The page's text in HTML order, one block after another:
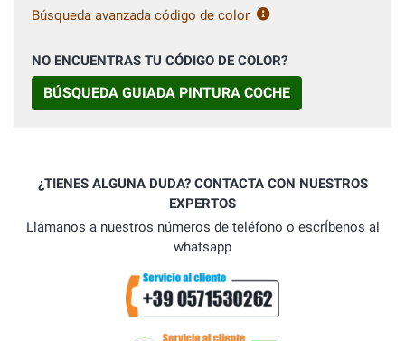
Búsqueda avanzada código de color
NO ENCUENTRAS TU CÓDIGO DE COLOR?
BÚSQUEDA GUIADA PINTURA COCHE
¿TIENES ALGUNA DUDA? CONTACTA CON NUESTROS
EXPERTOS
Llámanos a nuestros números de teléfono o escrÍbenos al
whatsapp